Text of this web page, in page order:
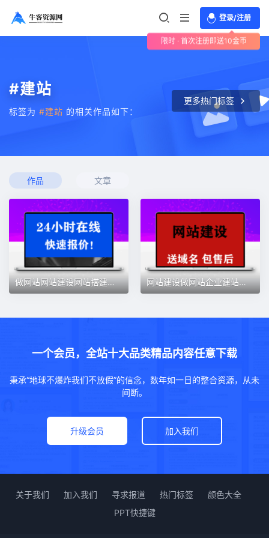
登录/注册
限时 · 首次注册即送10金币
#建站
标签为 #建站 的相关作品如下：
更多热门标签
作品 文章
做网站网站建设网站搭建网站开发网站企业建站 网站建设做网站企业建站网站开发网站搭建定制网站外贸网站独立站
一个会员，全站十大品类精品内容任意下载
秉承“地球不爆炸我们不放假”的信念，数年如一日的整合资源，从未
间断。
升级会员 加入我们
关于我们 加入我们 寻求报道 热门标签
颜色大全
PPT快捷键